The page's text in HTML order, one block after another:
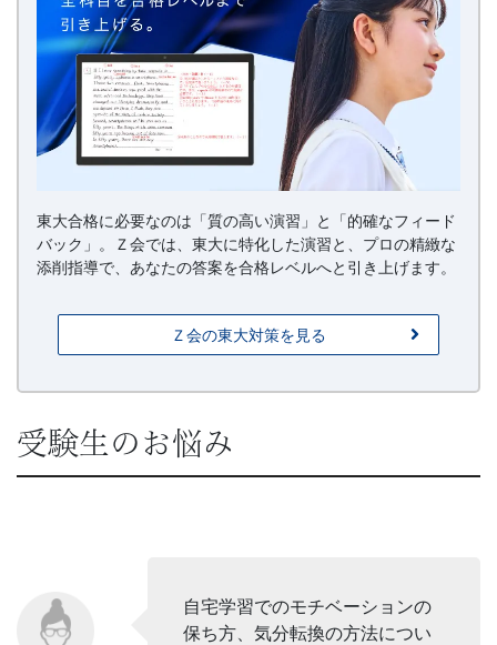
東大合格に必要なのは「質の高い演習」と「的確なフィード
バック」。Ｚ会では、東大に特化した演習と、プロの精緻な
添削指導で、あなたの答案を合格レベルへと引き上げます。
Ｚ会の東大対策を見る
受験生のお悩み
自宅学習でのモチベーションの
保ち方、気分転換の方法につい